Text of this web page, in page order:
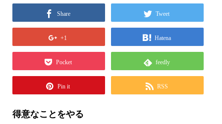
Share Tweet
+1 Hatena
Pocket feedly
Pin it RSS
得意なことをやる